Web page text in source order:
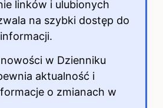
linków i ulubionych
na szybki dostęp do
w Dzienniku
aktualność i
o zmianach w